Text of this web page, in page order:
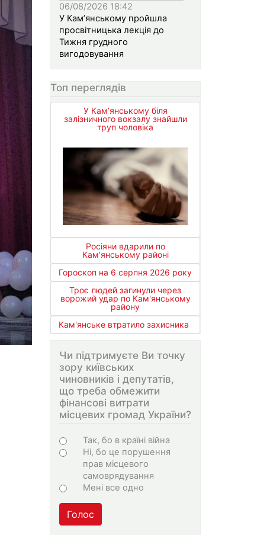
06/08/2026 18:42
У Кам’янському пройшла
просвітницька лекція до
Тижня грудного
вигодовування
Топ переглядів
У Кам’янському біля
залізничного вокзалу знайшли
труп чоловіка
Росіяни вдарили по
Кам'янському районі
Гороскоп на 6 серпня 2026 року
Троє людей загинули через
ворожий удар по Кам'янському
району
Кам'янське втратило захисника
Чи підтримуєте Ви точку
зору київських
чиновників і депутатів,
що треба обмежити
фінансові витрати
місцевих громад України?
Варіанти
Так, бо в країні війна
Ні, бо це порушення
прав місцевого
самоврядування
Мені все одно
Голос